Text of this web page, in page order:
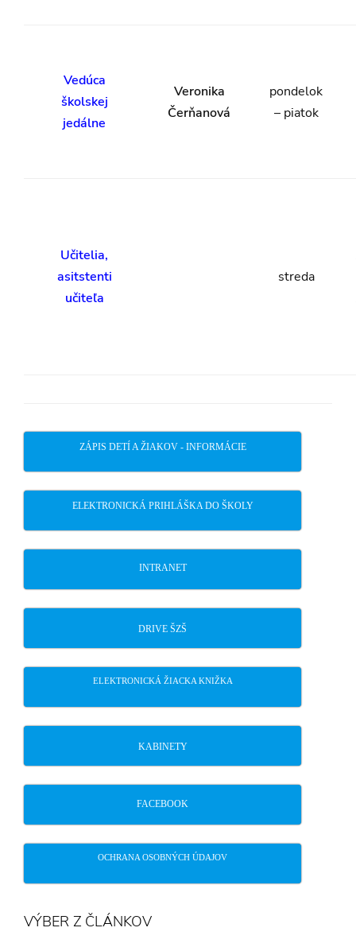
Vedúca
školskej
jedálne
Veronika
Čerňanová
pondelok
– piatok
Učitelia,
asitstenti
učiteľa
streda
ZÁPIS DETÍ A ŽIAKOV - INFORMÁCIE
ELEKTRONICKÁ PRIHLÁŠKA DO ŠKOLY
INTRANET
DRIVE ŠZŠ
ELEKTRONICKÁ ŽIACKA KNIŽKA
KABINETY
FACEBOOK
OCHRANA OSOBNÝCH ÚDAJOV
VÝBER Z ČLÁNKOV